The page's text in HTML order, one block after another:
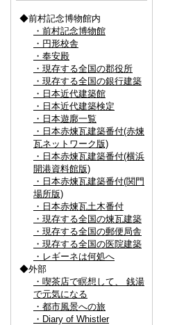
◆前村記念博物館内
・前村記念博物館
・円形校舎
・奉安殿
・現存する全国の郡役所
・現存する全国の銀行建築
・日本近代建築館
・日本近代建築検定
・日本遊廓一覧
・日本赤煉瓦建築番付(赤煉
瓦ネットワーク版)
・日本赤煉瓦建築番付(横浜
開港資料館版)
・日本赤煉瓦建築番付(関門
場所版)
・日本赤煉瓦土木番付
・現存する全国の煉瓦建築
・現存する全国の郵便局舎
・現存する全国の医院建築
・レギーネは何処へ
◆外部
・喫茶店で瞑想して、 銭湯
で元気になる
・都市風景への旅
・Diary of Whistler